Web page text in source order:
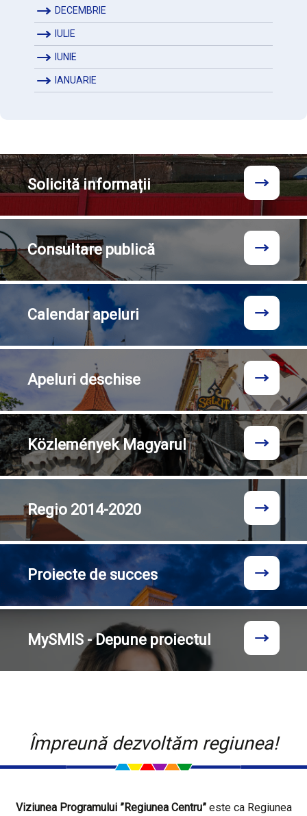
DECEMBRIE
IULIE
IUNIE
IANUARIE
Solicităinformații
Consultarepublică
Calendarapeluri
Apeluri deschise
KözleményekMagyarul
Regio 2014-2020
Proiecte de succes
MySMIS - Depune proiectul
Împreună dezvoltăm regiunea!
Viziunea Programului ”Regiunea Centru”este ca Regiunea